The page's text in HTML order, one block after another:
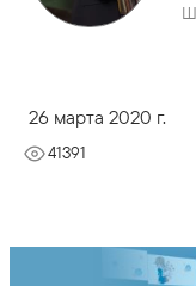
26 марта 2020 г.
41391